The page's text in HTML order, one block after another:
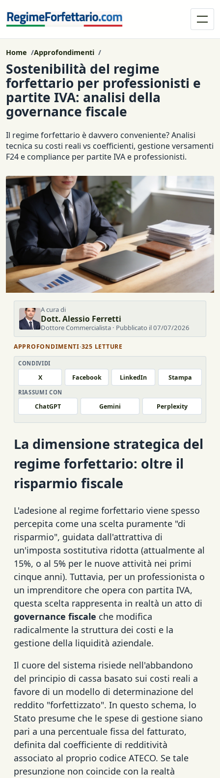
Home Approfondimenti
Sostenibilità del regime
forfettario per professionisti e
partite IVA: analisi della
governance fiscale
Il regime forfettario è davvero conveniente? Analisi
tecnica su costi reali vs coefficienti, gestione versamenti
F24 e compliance per partite IVA e professionisti.
A cura di
Dott. Alessio Ferretti
Dottore Commercialista · Pubblicato il 07/07/2026
APPROFONDIMENTI·325 LETTURE
CONDIVIDI
X Facebook LinkedIn Stampa
RIASSUMI CON
ChatGPT Gemini Perplexity
La dimensione strategica del
regime forfettario: oltre il
risparmio fiscale
L'adesione al regime forfettario viene spesso
percepita come una scelta puramente "di
risparmio", guidata dall'attrattiva di
un'imposta sostitutiva ridotta (attualmente al
15%, o al 5% per le nuove attività nei primi
cinque anni). Tuttavia, per un professionista o
un imprenditore che opera con partita IVA,
questa scelta rappresenta in realtà un atto di
governance fiscale che modifica
radicalmente la struttura dei costi e la
gestione della liquidità aziendale.
Il cuore del sistema risiede nell'abbandono
del principio di cassa basato sui costi reali a
favore di un modello di determinazione del
reddito "forfettizzato". In questo schema, lo
Stato presume che le spese di gestione siano
pari a una percentuale fissa del fatturato,
definita dal coefficiente di redditività
associato al proprio codice ATECO. Se tale
presunzione non coincide con la realtà